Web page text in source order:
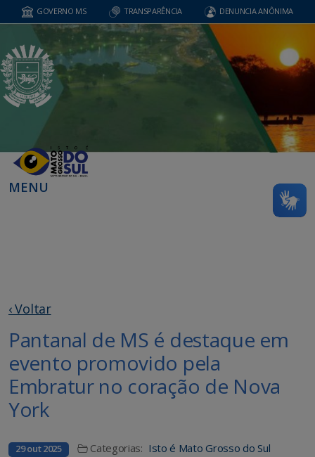
GOVERNO MS TRANSPARÊNCIA DENUNCIA ANÔNIMA
MENU
‹ Voltar
Pantanal de MS é destaque em
evento promovido pela
Embratur no coração de Nova
York
29 out 2025 Categorias: Isto é Mato Grosso do Sul